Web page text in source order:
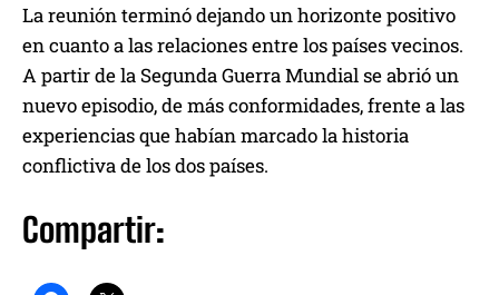
La reunión terminó dejando un horizonte positivo
en cuanto a las relaciones entre los países vecinos.
A partir de la Segunda Guerra Mundial se abrió un
nuevo episodio, de más conformidades, frente a las
experiencias que habían marcado la historia
conflictiva de los dos países.
Compartir: